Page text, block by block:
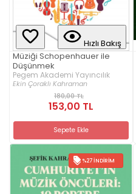
Hızlı Bakış
Müziği Schopenhauer ile
Düşünmek
Pegem Akademi Yayıncılık
Ekin Çoraklı Kahraman
180,00 TL
153,00 TL
Sepete Ekle
%27 İNDIRIM